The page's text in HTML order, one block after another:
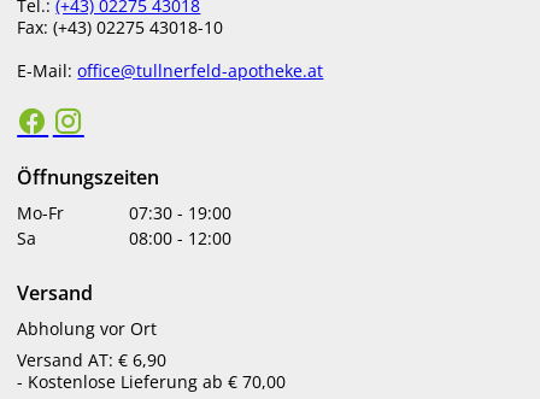
€16,60
Tel.:(+43) 02275 43018
Fax: (+43) 02275 43018-10
E-Mail:office@tullnerfeld-apotheke.at
Öffnungszeiten
Mo-Fr 07:30 - 19:00
Sa
08:00 - 12:00
Versand
Abholung vor Ort
Versand AT: € 6,90
- Kostenlose Lieferung ab € 70,00